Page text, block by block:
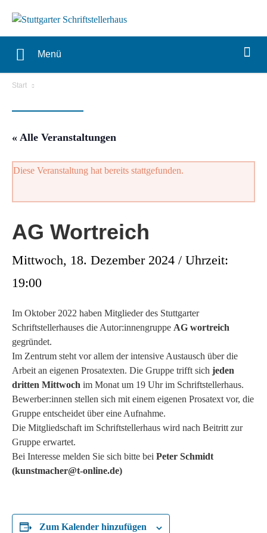
Menü
Start
« Alle Veranstaltungen
Diese Veranstaltung hat bereits stattgefunden.
AG Wortreich
Mittwoch, 18. Dezember 2024 / Uhrzeit:
19:00
Im Oktober 2022 haben Mitglieder des Stuttgarter
Schriftstellerhauses die Autor:innengruppe AG wortreich
gegründet.
Im Zentrum steht vor allem der intensive Austausch über die
Arbeit an eigenen Prosatexten. Die Gruppe trifft sich jeden
dritten Mittwoch im Monat um 19 Uhr im Schriftstellerhaus.
Bewerber:innen stellen sich mit einem eigenen Prosatext vor, die
Gruppe entscheidet über eine Aufnahme.
Die Mitgliedschaft im Schriftstellerhaus wird nach Beitritt zur
Gruppe erwartet.
Bei Interesse melden Sie sich bitte bei Peter Schmidt
(kunstmacher@t-online.de)
Zum Kalender hinzufügen